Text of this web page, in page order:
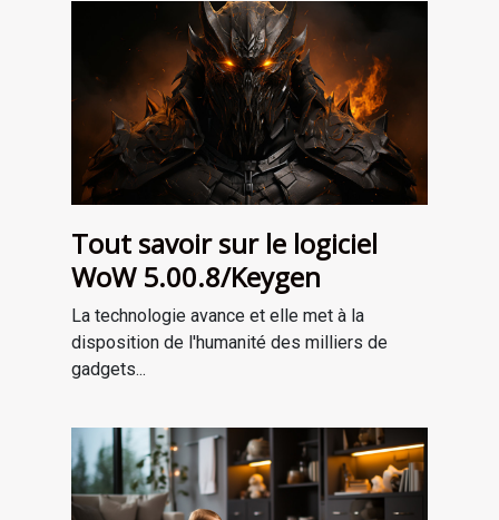
Tout savoir sur le logiciel
WoW 5.00.8/Keygen
La technologie avance et elle met à la
disposition de l'humanité des milliers de
gadgets...